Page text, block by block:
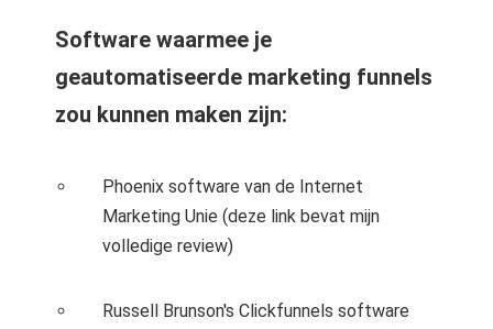
Software waarmee je
geautomatiseerde marketing funnels
zou kunnen maken zijn:
Phoenix software van de Internet
Marketing Unie (deze link bevat mijn
volledige review)
Russell Brunson's Clickfunnels software